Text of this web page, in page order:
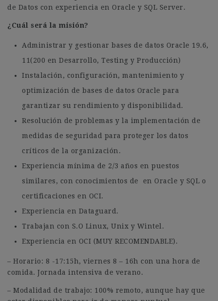
de Datos con experiencia en Oracle y SQL Server.
¿Cuál será la misión?
Administrar y gestionar bases de datos Oracle 19.6,
11(200 en Desarrollo, Testing y Producción)
Instalación, configuración, mantenimiento y
optimización de bases de datos Oracle para
garantizar su rendimiento y disponibilidad.
Resolución de problemas y la implementación de
medidas de seguridad para proteger los datos
críticos de la organización.
Experiencia mínima de 2/3 años en puestos
similares, con conocimientos de en Oracle y SQL o
certificaciones en OCI.
Experiencia en Dataguard.
Trabajan con S.O Linux, Unix y Wintel.
Experiencia en OCI (MUY RECOMENDABLE).
– Horario: 8 -17:15h, viernes 8 – 16h con una hora de
comida. Jornada intensiva de verano.
– Modalidad de trabajo: 100% remoto, aunque hay que